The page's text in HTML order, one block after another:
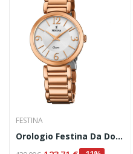
FESTINA
Orologio Festina Da Donna Codice: F20215/1